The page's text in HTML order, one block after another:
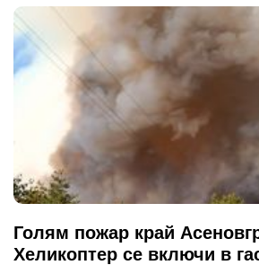
Голям пожар край
Хеликоптер се включи в